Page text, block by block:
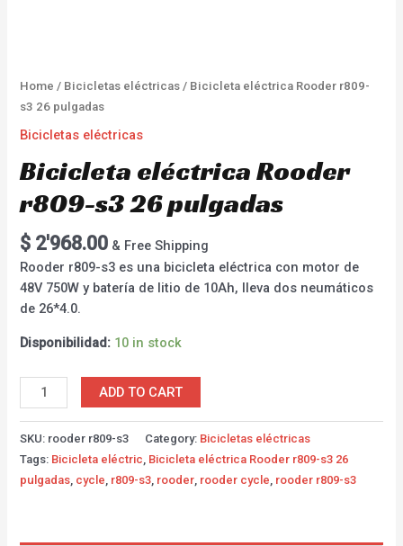
Home / Bicicletas eléctricas / Bicicleta eléctrica Rooder r809-
s3 26 pulgadas
Bicicletas eléctricas
Bicicleta eléctrica Rooder
r809-s3 26 pulgadas
$ 2'968.00 & Free Shipping
Rooder r809-s3 es una bicicleta eléctrica con motor de
48V 750W y batería de litio de 10Ah, lleva dos neumáticos
de 26*4.0.
Disponibilidad: 10 in stock
ADD TO CART
SKU: rooder r809-s3 Category: Bicicletas eléctricas
Tags: Bicicleta eléctric Bicicleta eléctrica Rooder r809-s3 26
pulgadas cycle r809-s3 rooder rooder cycle rooder r809-s3